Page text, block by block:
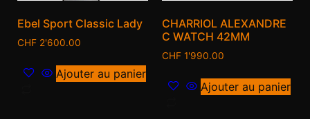
Ebel Sport Classic Lady
CHF 2'600.00
Ajouter au panier
CHARRIOL ALEXANDRE
C WATCH 42MM
CHF 1'990.00
Ajouter au panier